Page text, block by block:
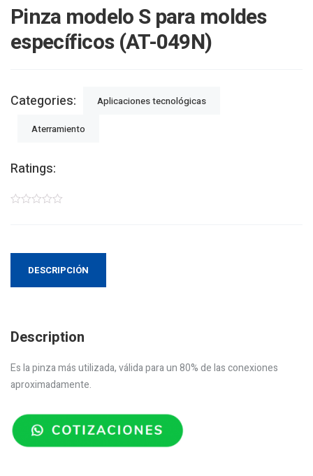
Pinza modelo S para moldes
específicos (AT-049N)
Categories: Aplicaciones tecnológicas
Aterramiento
Ratings:
DESCRIPCIÓN
Description
Es la pinza más utilizada, válida para un 80% de las conexiones
aproximadamente.